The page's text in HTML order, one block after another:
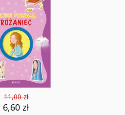
11,00 zł
6,60 zł